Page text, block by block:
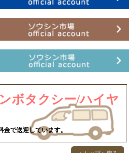
ボタクシー/ハイヤ
で送迎しています。